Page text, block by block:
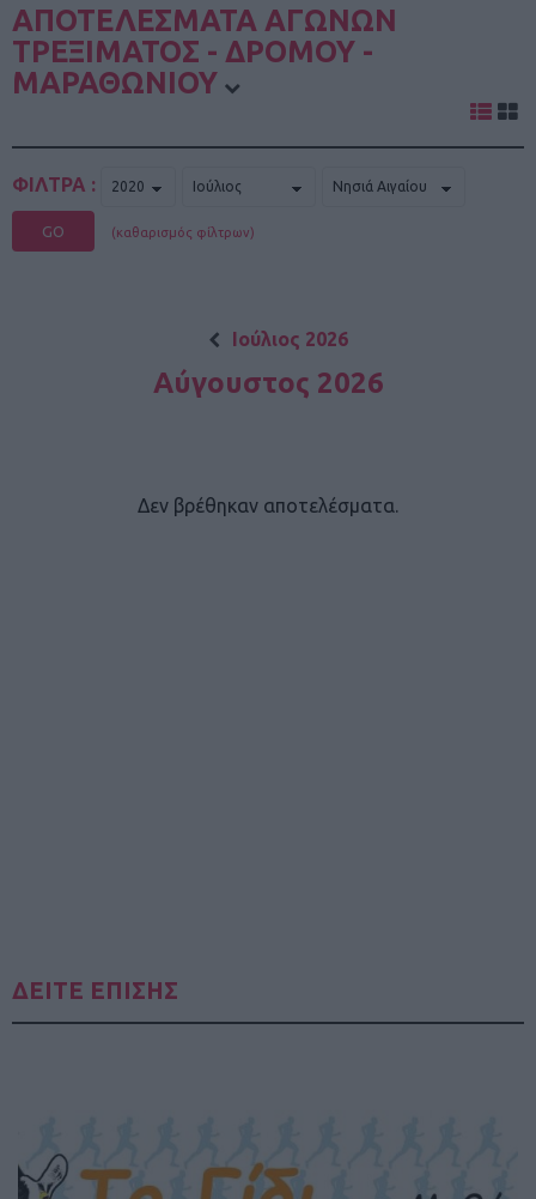
ΑΠΟΤΕΛΕΣΜΑΤΑ ΑΓΩΝΩΝ
ΤΡΕΞΙΜΑΤΟΣ - ΔΡΟΜΟΥ -
ΜΑΡΑΘΩΝΙΟΥ
ΦΙΛΤΡΑ :
GO (καθαρισμός φίλτρων)
Ιούλιος 2026
Αύγουστος 2026
Δεν βρέθηκαν αποτελέσματα.
ΔΕΙΤΕ ΕΠΙΣΗΣ